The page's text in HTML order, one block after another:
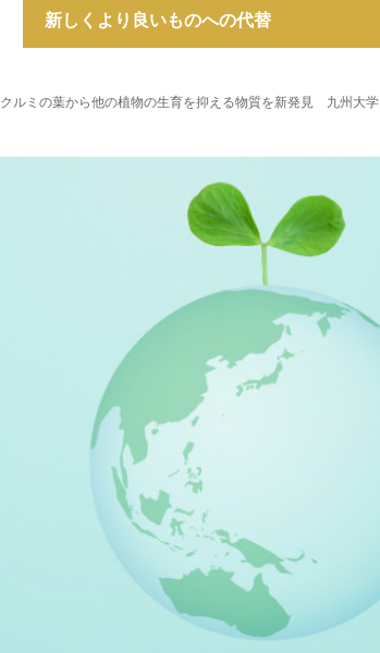
新しくより良いものへの代替
クルミの葉から他の植物の生育を抑える物質を新発見 九州大学